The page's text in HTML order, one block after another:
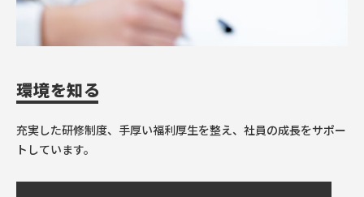
環境を知る
充実した研修制度、手厚い福利厚生を整え、 社員の成長をサポー
トしています。